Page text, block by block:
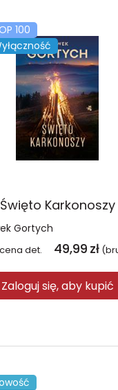
100
Święto Karkonoszy
Gortych
det. 49,99 zł
Zaloguj się, aby kupić